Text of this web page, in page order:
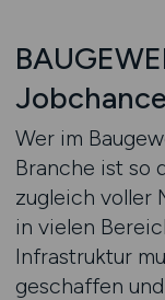
Wer im
Branche ist so
zugleich voller
in vielen
Infrastruktur
geschaffen